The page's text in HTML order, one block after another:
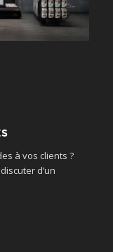
à vos clients ?
d’un